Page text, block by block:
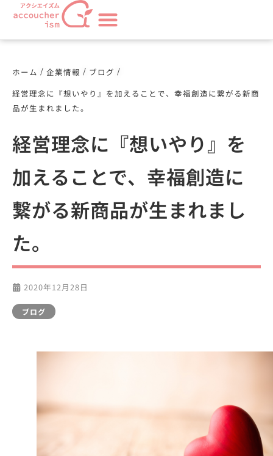
ホーム / 企業情報 / ブログ /
経営理念に『想いやり』を加えることで、幸福創造に繋がる新商
品が生まれました。
経営理念に『想いやり』を
加えることで、幸福創造に
繋がる新商品が生まれまし
た。
2020年12月28日
ブログ